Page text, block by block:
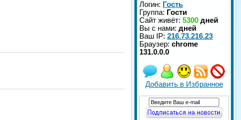
Логин: Гость
Группа: Гости
Сайт живёт: 5300 дней
Вы с нами: дней
Ваш IP: 216.73.216.23
Браузер: chrome
131.0.0.0
Добавить в Избранное